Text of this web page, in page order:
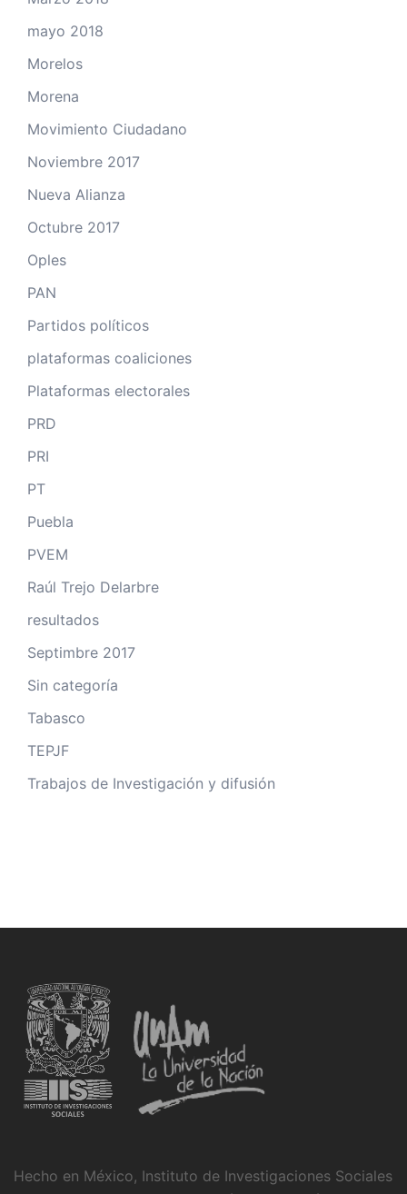
mayo 2018
Morelos
Morena
Movimiento Ciudadano
Noviembre 2017
Nueva Alianza
Octubre 2017
Oples
PAN
Partidos políticos
plataformas coaliciones
Plataformas electorales
PRD
PRI
PT
Puebla
PVEM
Raúl Trejo Delarbre
resultados
Septimbre 2017
Sin categoría
Tabasco
TEPJF
Trabajos de Investigación y difusión
Hecho en México, Instituto de Investigaciones Sociales